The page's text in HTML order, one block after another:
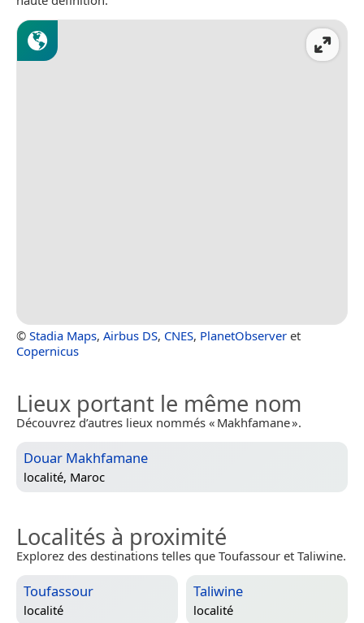
© Stadia Maps, Airbus DS, CNES, PlanetObserver et
Copernicus
Lieux portant le même nom
Découvrez d’autres lieux nommés « Makhfamane ».
Douar Makhfamane
localité, Maroc
Localités à proximité
Explorez des destinations telles que Toufassour et Taliwine.
Toufassour
localité
Taliwine
localité